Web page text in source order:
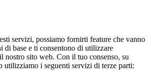
servizi, possiamo fornirti feature che vanno
di base e ti consentono di utilizzare
nostro sito web. Con il tuo consenso, su
utilizziamo i seguenti servizi di terze parti: